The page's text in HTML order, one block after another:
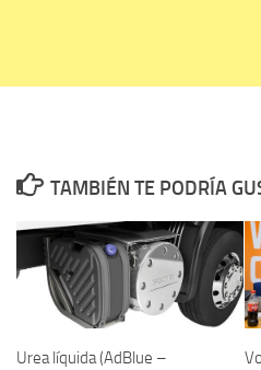
TAMBIÉN TE PODRÍA
Urea líquida (AdBlue –